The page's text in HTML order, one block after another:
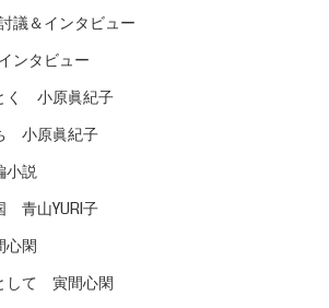
議＆インタビュー
ンタビュー
く 小原眞紀子
小原眞紀子
小説
青山YURI子
閑
して 寅間心閑